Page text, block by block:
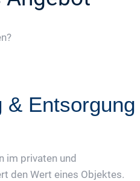
& Entsorgung
im privaten und
den Wert eines Objektes.